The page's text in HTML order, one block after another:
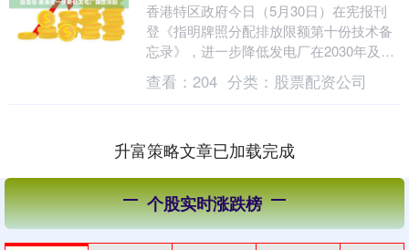
香港特区政府今日（5月30日）在宪报刊
登《指明牌照分配排放限额第十份技术备
忘录》，进一步降低发电厂在2030年及以
后空气污染物的排放限额，提升香港及珠
江三角洲地....
查看： 204 分类： 股票配资公司
升富策略文章已加载完成
个股实时涨跌榜